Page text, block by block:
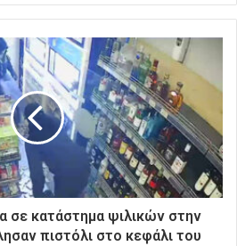
σε κατάστημα ψιλικών στην
πιστόλι στο κεφάλι του